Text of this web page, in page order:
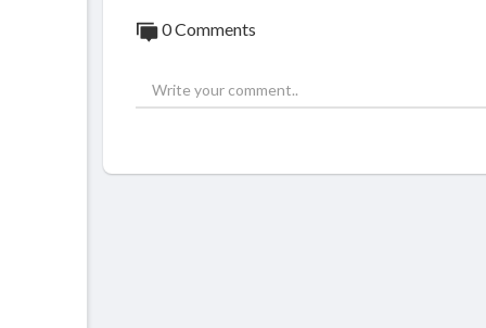
Politics, Social issues, Science , Culture,
0 Comments